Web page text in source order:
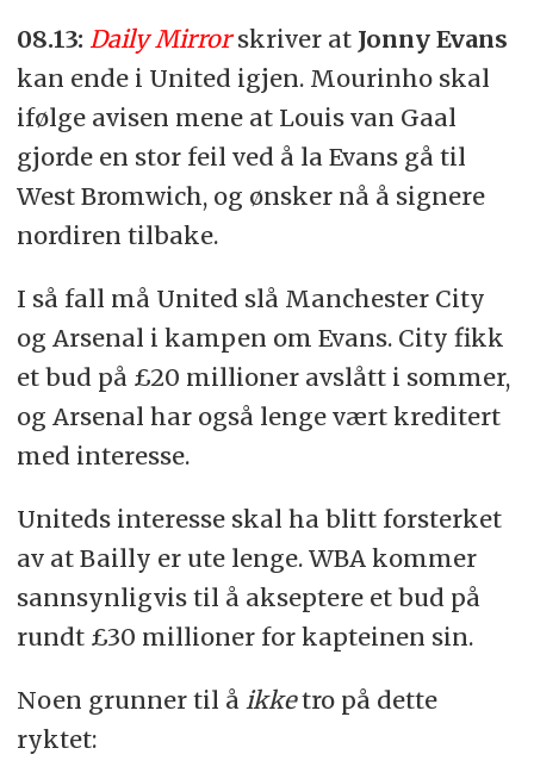
08.13: Daily Mirror skriver at Jonny Evans
kan ende i United igjen. Mourinho skal
ifølge avisen mene at Louis van Gaal
gjorde en stor feil ved å la Evans gå til
West Bromwich, og ønsker nå å signere
nordiren tilbake.
I så fall må United slå Manchester City
og Arsenal i kampen om Evans. City fikk
et bud på £20 millioner avslått i sommer,
og Arsenal har også lenge vært kreditert
med interesse.
Uniteds interesse skal ha blitt forsterket
av at Bailly er ute lenge. WBA kommer
sannsynligvis til å akseptere et bud på
rundt £30 millioner for kapteinen sin.
Noen grunner til å ikketro på dette
ryktet: